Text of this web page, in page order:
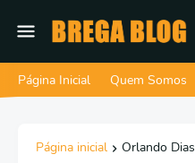
Página Inicial Quem Somos
Página inicial Orlando Dias